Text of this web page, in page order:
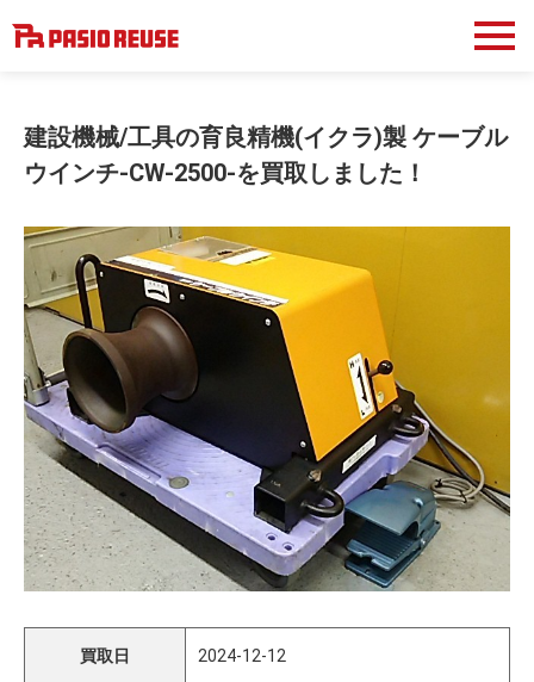
建設機械/工具の育良精機(イクラ)製 ケーブル
ウインチ-CW-2500-を買取しました！
買取日 2024-12-12